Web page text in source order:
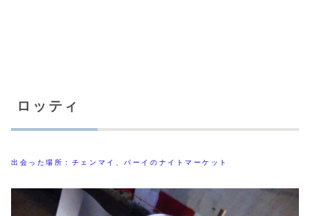
ロッティ
出会った場所：チェンマイ、パーイのナイトマーケット